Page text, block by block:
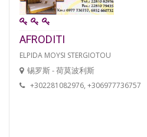
AFRODITI
ELPIDA MOYSI STERGIOTOU
锡罗斯 - 荷莫波利斯
+302281082976, +306977736757